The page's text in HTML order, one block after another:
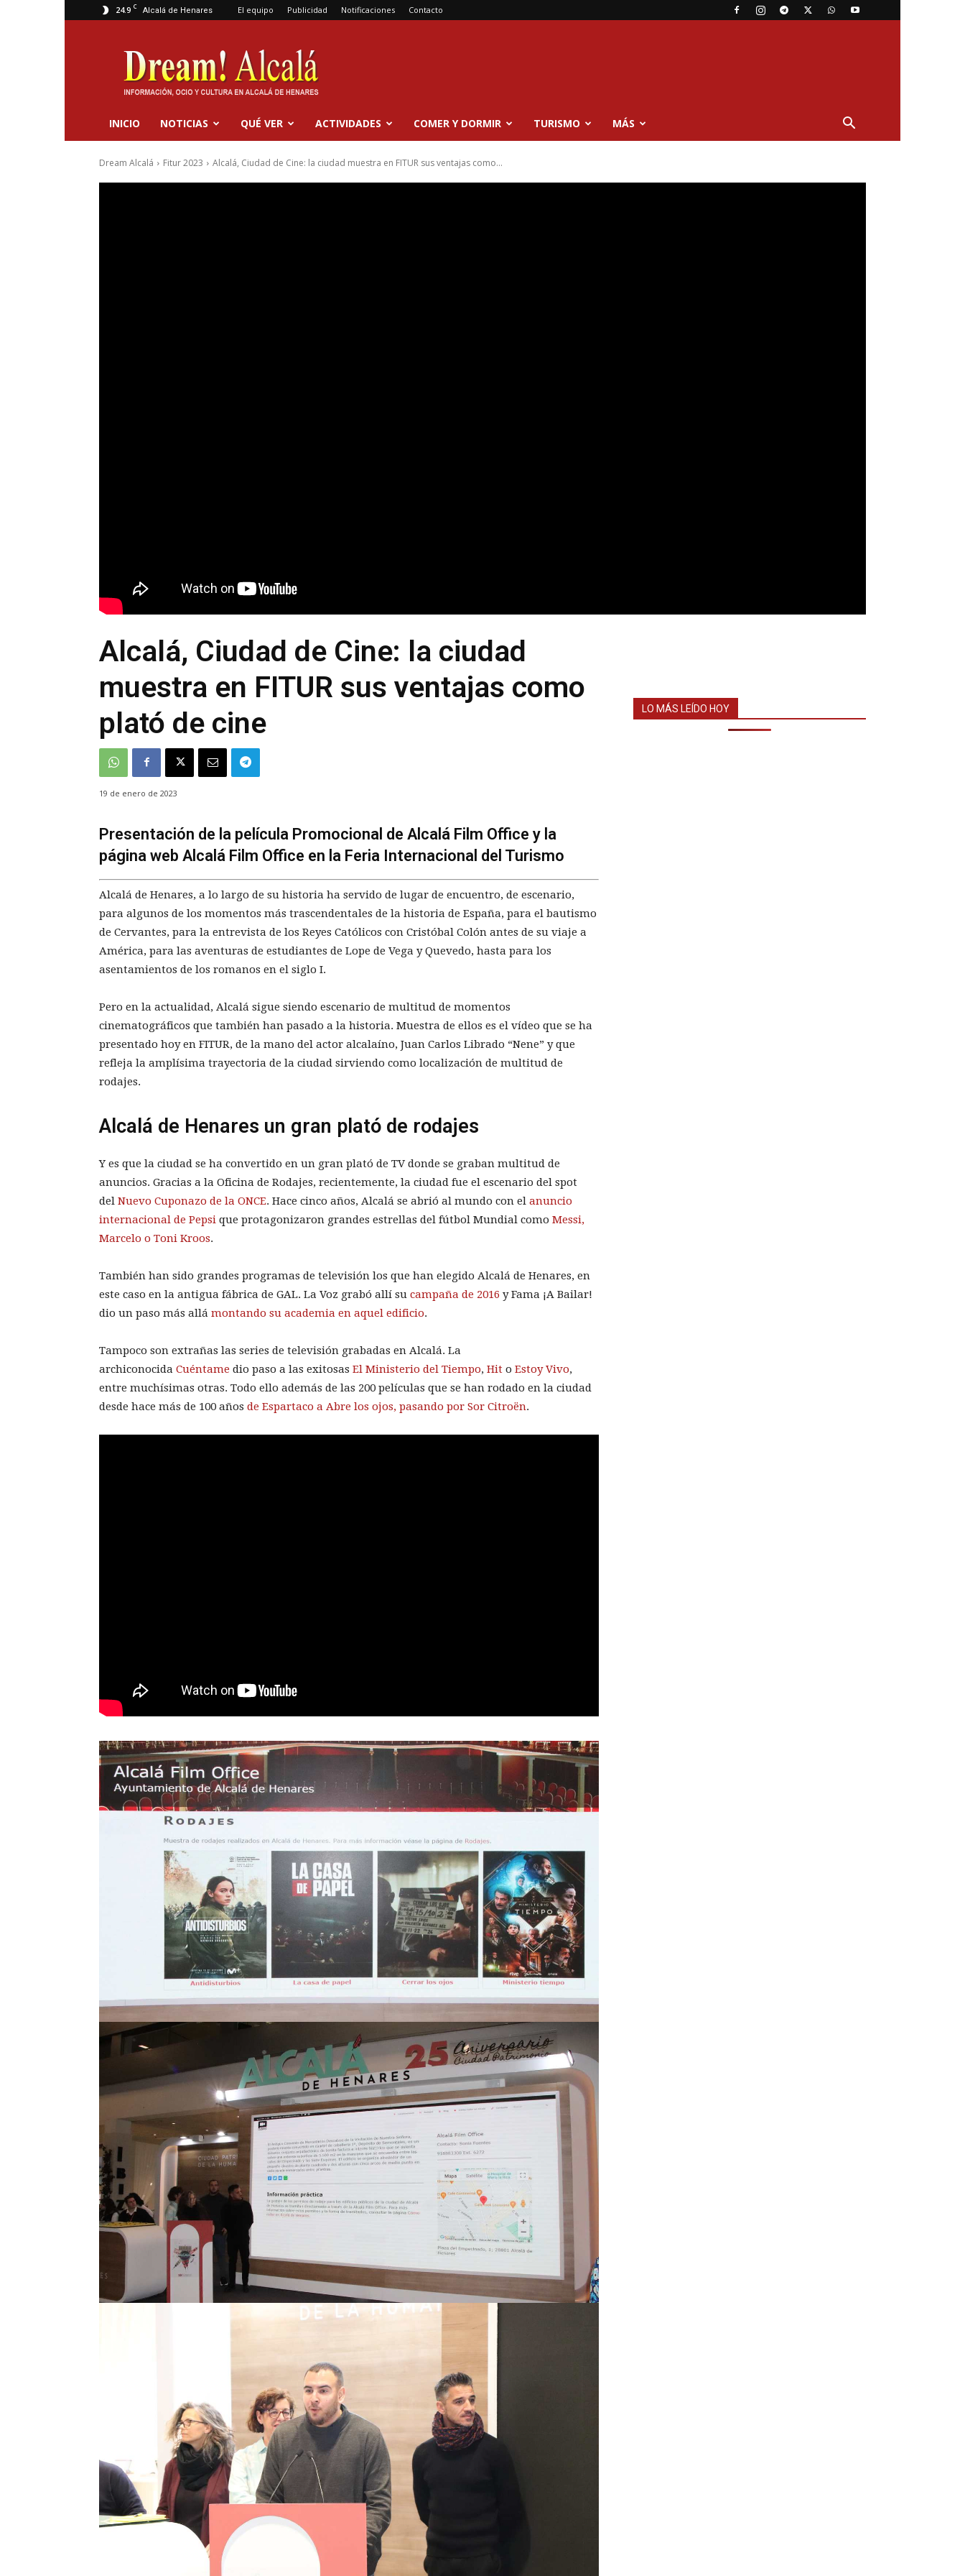
24.9 C Alcalá de Henares El equipo Publicidad Notificaciones Contacto
Dream
Alcalá
INICIO NOTICIAS QUÉ VER ACTIVIDADES COMER Y DORMIR TURISMO MÁS
Dream Alcalá Fitur 2023 Alcalá, Ciudad de Cine: la ciudad muestra en FITUR sus ventajas como...
Alcalá, Ciudad de Cine: la ciudad
muestra en FITUR sus ventajas como
plató de cine
19 de enero de 2023
Presentación de la película Promocional de Alcalá Film Office y la
página web Alcalá Film Office en la Feria Internacional del Turismo
Alcalá de Henares, a lo largo de su historia ha servido de lugar de encuentro, de escenario,
para algunos de los momentos más trascendentales de la historia de España, para el bautismo
de Cervantes, para la entrevista de los Reyes Católicos con Cristóbal Colón antes de su viaje a
América, para las aventuras de estudiantes de Lope de Vega y Quevedo, hasta para los
asentamientos de los romanos en el siglo I.
Pero en la actualidad, Alcalá sigue siendo escenario de multitud de momentos
cinematográficos que también han pasado a la historia. Muestra de ellos es el vídeo que se ha
presentado hoy en FITUR, de la mano del actor alcalaíno, Juan Carlos Librado “Nene” y que
refleja la amplísima trayectoria de la ciudad sirviendo como localización de multitud de
rodajes.
Alcalá de Henares un gran plató de rodajes
Y es que la ciudad se ha convertido en un gran plató de TV donde se graban multitud de
anuncios. Gracias a la Oficina de Rodajes, recientemente, la ciudad fue el escenario del spot
del Nuevo Cuponazo de la ONCE. Hace cinco años, Alcalá se abrió al mundo con el anuncio
internacional de Pepsi que protagonizaron grandes estrellas del fútbol Mundial como Messi,
Marcelo o Toni Kroos.
También han sido grandes programas de televisión los que han elegido Alcalá de Henares, en
este caso en la antigua fábrica de GAL. La Voz grabó allí su campaña de 2016 y Fama ¡A Bailar!
dio un paso más allá montando su academia en aquel edificio.
Tampoco son extrañas las series de televisión grabadas en Alcalá. La
archiconocida Cuéntame dio paso a las exitosas El Ministerio del Tiempo, Hit o Estoy Vivo,
entre muchísimas otras. Todo ello además de las 200 películas que se han rodado en la ciudad
desde hace más de 100 años de Espartaco a Abre los ojos, pasando por Sor Citroën.
LO MÁS LEÍDO HOY